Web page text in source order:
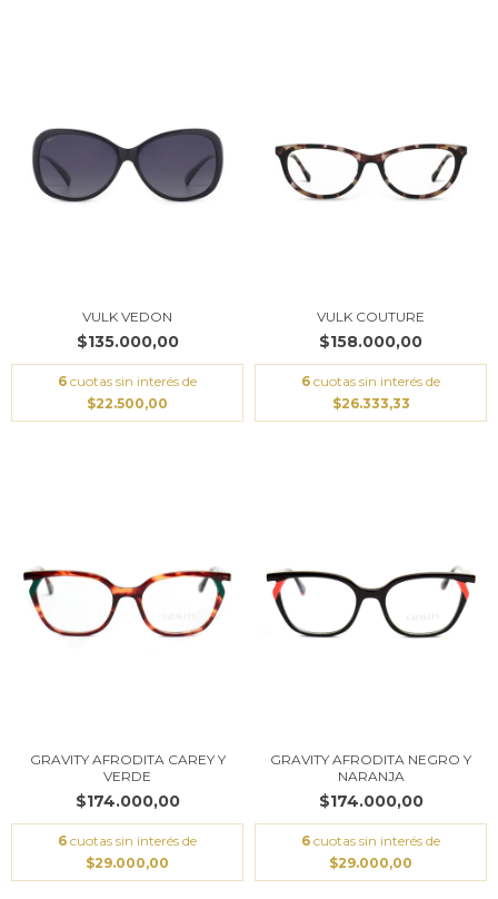
VULK VEDON
$135.000,00
6 cuotas sin interés de
$22.500,00
VULK COUTURE
$158.000,00
6 cuotas sin interés de
$26.333,33
GRAVITY AFRODITA CAREY Y
VERDE
$174.000,00
6 cuotas sin interés de
$29.000,00
GRAVITY AFRODITA NEGRO Y
NARANJA
$174.000,00
6 cuotas sin interés de
$29.000,00